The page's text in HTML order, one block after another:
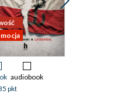
audiobook
pkt